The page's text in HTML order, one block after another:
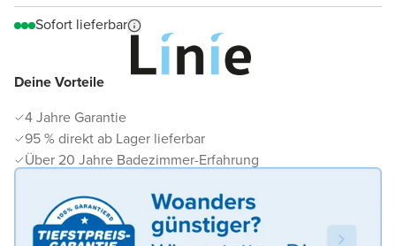
Deine Vorteile
4 Jahre Garantie
95 % direkt ab Lager lieferbar
Über 20 Jahre Badezimmer-Erfahrung
Sofort lieferbar